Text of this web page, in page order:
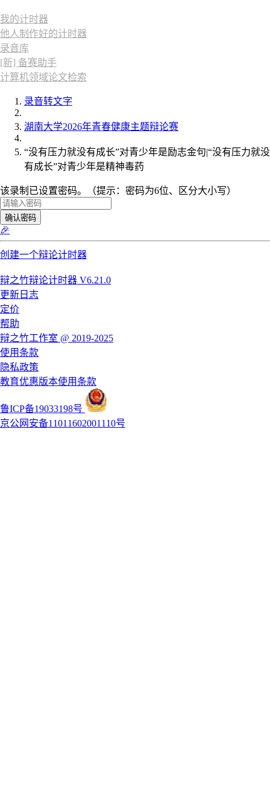
我的计时器
他人制作好的计时器
录音库
[新] 备赛助手
计算机领域论文检索
录音转文字
湖南大学2026年青春健康主题辩论赛
“没有压力就没有成长”对青少年是励志金句|“没有压力就没
有成长”对青少年是精神毒药
该录制已设置密码。（提示：密码为6位、区分大小写）
确认密码
🎉
创建一个辩论计时器
辩之竹辩论计时器 V6.21.0
更新日志
定价
帮助
辩之竹工作室 @ 2019-2025
使用条款
隐私政策
教育优惠版本使用条款
鲁ICP备19033198号
京公网安备11011602001110号